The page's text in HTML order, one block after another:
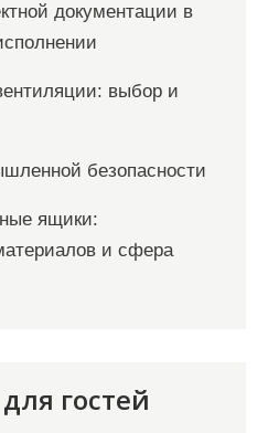
документации в
выбор и
безопасности
ящики:
и сфера
гостей